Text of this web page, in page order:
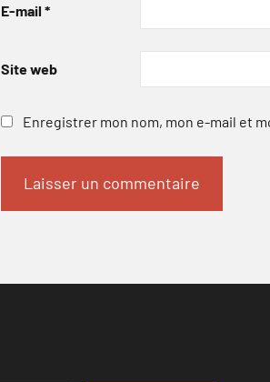
E-mail *
Site web
Enregistrer mon nom, mon e-mail et